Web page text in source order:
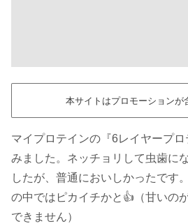
本サイトはプロモーションが
マイプロテインの『6レイヤープ
みました。ネッチョリして虫歯に
したが、普通においしかったです
の中ではピカイチかと👍（甘いの
できません）